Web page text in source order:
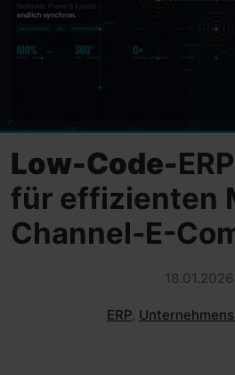
Low-Code-ERP
für effizienten
Channel-E-
18.01.2026
ERP,